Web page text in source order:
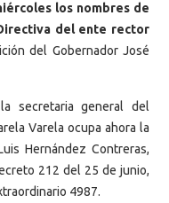
los nombres de
del ente rector
del Gobernador José
secretaria general del
Varela ocupa ahora la
Hernández Contreras,
212 del 25 de junio,
4987.